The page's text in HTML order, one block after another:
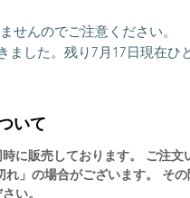
せんのでご注意ください。
ました。残り7月17日現在ひ
いて
に販売しております。 ご注
」の場合がございます。 そ
い。